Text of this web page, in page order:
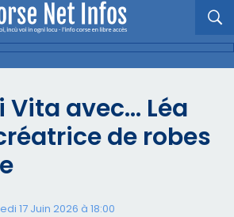
Vita avec... Léa
de robes
17 Juin 2026 à 18:00